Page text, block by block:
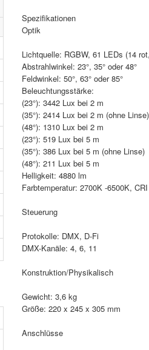
Spezifikationen
Optik
Lichtquelle: RGBW, 61 LEDs (14
Abstrahlwinkel: 23°, 35° oder 48°
Feldwinkel: 50°, 63° oder 85°
Beleuchtungsstärke:
(23°): 3442 Lux bei 2 m
(35°): 2414 Lux bei 2 m (ohne Linse)
(48°): 1310 Lux bei 2 m
(23°): 519 Lux bei 5 m
(35°): 386 Lux bei 5 m (ohne Linse)
(48°): 211 Lux bei 5 m
Helligkeit: 4880 lm
Farbtemperatur: 2700K -6500K,
Steuerung
Protokolle: DMX, D-Fi
DMX-Kanäle: 4, 6, 11
Konstruktion/Physikalisch
Gewicht: 3,6 kg
Größe: 220 x 245 x 305 mm
Anschlüsse